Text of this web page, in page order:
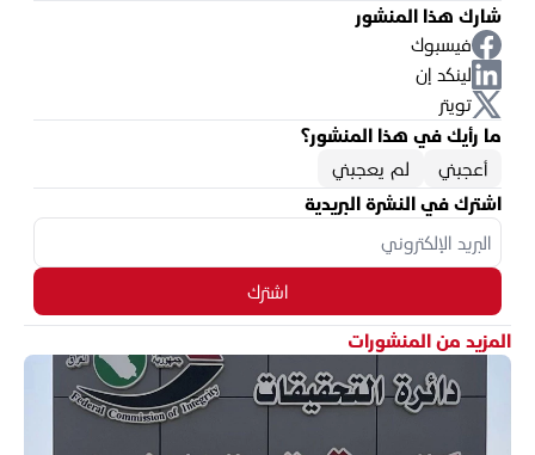
شارك هذا المنشور
فيسبوك
لينكد إن
تويتر
ما رأيك في هذا المنشور؟
أعجبني
لم يعجبني
اشترك في النشرة البريدية
اشترك
المزيد من المنشورات